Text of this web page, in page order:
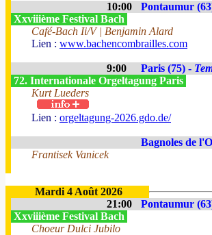
10:00
Pontaumur
Xxviiième Festival Bach
Café-Bach Ii/V | Benjamin Alard
Lien : www.bachencombrailles.com
9:00 Paris (75) -
72. Internationale Orgeltagung Paris
Kurt Lueders
Lien : orgeltagung-2026.gdo.de/
Bagnoles de
Frantisek Vanicek
Mardi 4 Août 2026
21:00
Pontaumur
Xxviiième Festival Bach
Choeur Dulci Jubilo